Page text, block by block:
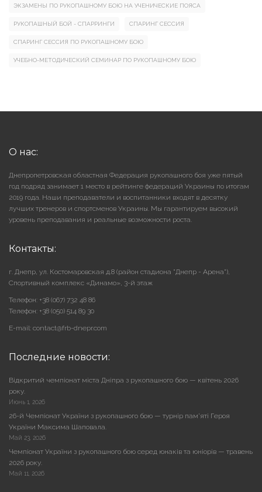
ЭКЗАМЕНЫ ПО РУКОПАШНОМУ БОЮ НА УЧЕНИЧЕСКИЕ ПОЯСА
РУКОПАШНЫЙ БОЙ - СПАРРИНГИ СПАРИНГ СЕССИЯ
СПАРИНГ СЕССИЯ ПО РУКОПАШНОМУ БОЮ
УЧЕБНО-МЕТОДИЧЕСКИЙ СЕМИНАР ПО РУКОПАШНОМУ БОЮ
О нас:
Днепропетровская областная Федерация рукопашного боя уже пятый
год подряд занимает 1 место в рейтинге федераций Украины по итогам
2019 года. Наши преподаватели и воспитанники входят в десятку
лучших тренеров и спортсменов Украины. Мы гарантируем высокий
уровень преподавания и реальные возможности роста.
Контакты:
г. Днепр, ул. Костомаровская д.8 (район стадиона "Днепр - Арена"),
Cпортивный комплекс «Динамо», 3-й этаж
Телефон: +38 (067) 732 48 86
Телефон: +38 (050) 514 89 30
E-mail: contact@frb-dnepr.com
Последние новости:
Відкритий чемпіонат міста Дніпра з рукопашного бою — квітень 2026
року.
Июнь 1, 2026
26-й Чемпіонат України з рукопашного бою — турнір пам’яті Героя
України Максима Шаповала.
Май 23, 2026
Чемпіонат України з рукопашного бою серед юнаків та юніорів — травень
2026 року.
Май 11, 2026